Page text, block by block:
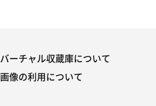
バーチャル収蔵庫について
画像の利用について